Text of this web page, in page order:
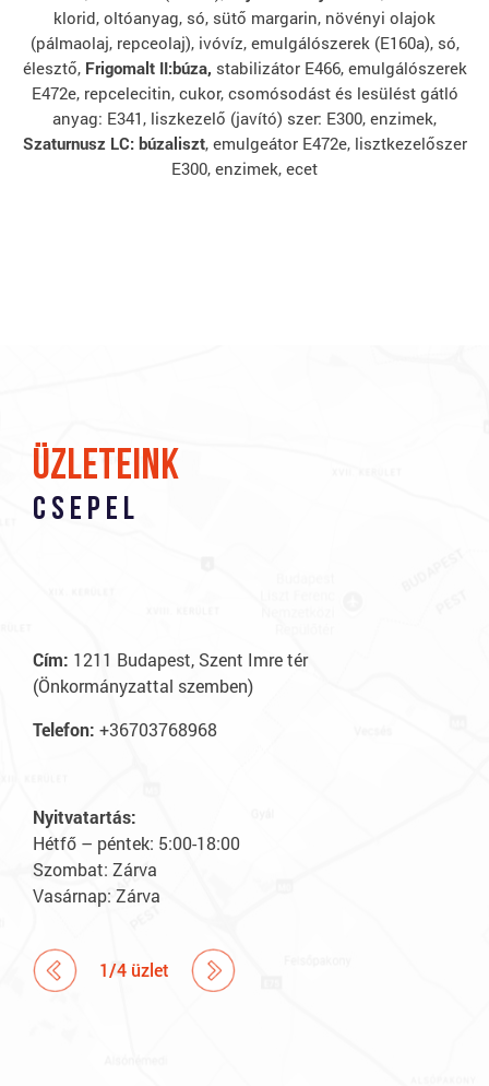
klorid, oltóanyag, só, sütő margarin, növényi olajok
(pálmaolaj, repceolaj), ivóvíz, emulgálószerek (E160a), só,
élesztő, Frigomalt II:búza, stabilizátor E466, emulgálószerek
E472e, repcelecitin, cukor, csomósodást és lesülést gátló
anyag: E341, liszkezelő (javító) szer: E300, enzimek,
Szaturnusz LC: búzaliszt, emulgeátor E472e, lisztkezelőszer
E300, enzimek, ecet
üzleteink
Csepel
Cím: 1211 Budapest, Szent Imre tér
(Önkormányzattal szemben)
Telefon: +36703768968
Nyitvatartás:
Hétfő – péntek: 5:00-18:00
Szombat: Zárva
Vasárnap: Zárva
1/4 üzlet